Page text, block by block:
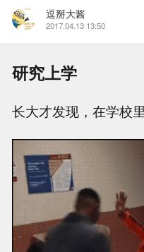
逗掰大酱
2017.04.13 13:50
研究上学
长大才发现，在学校